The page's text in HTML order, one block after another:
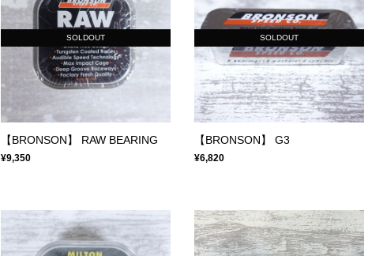
SOLDOUT
【BRONSON】 RAW BEARING
¥9,350
SOLDOUT
【BRONSON】 G3
¥6,820